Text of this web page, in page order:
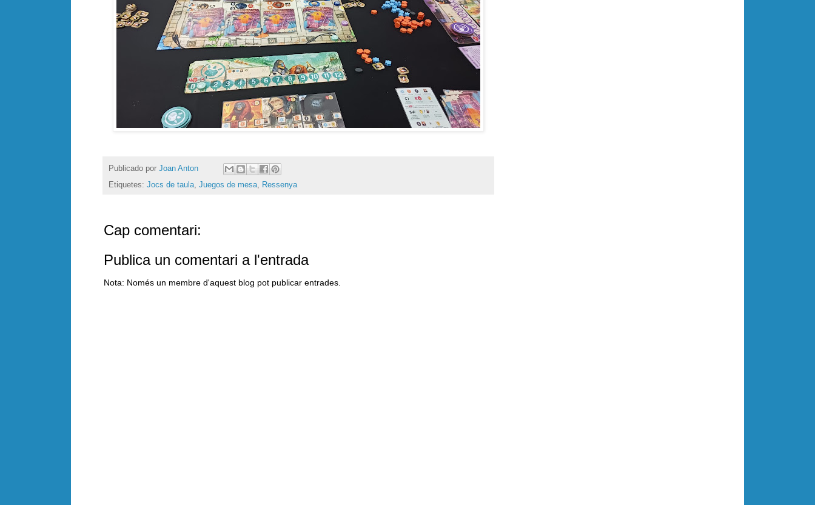
Publicado por Joan Anton
Etiquetes: Jocs de taula, Juegos de mesa, Ressenya
Cap comentari:
Publica un comentari a l'entrada
Nota: Només un membre d'aquest blog pot publicar entrades.